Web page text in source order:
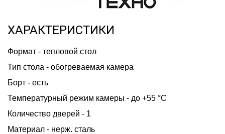
ХАРАКТЕРИСТИКИ
Формат - тепловой стол
Тип стола - обогреваемая камера
Борт - есть
Температурный режим камеры - до +55 °С
Количество дверей - 1
Материал - нерж. сталь